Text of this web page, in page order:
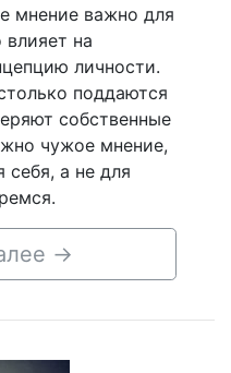
мнение важно для
на
личности.
поддаются
собственные
чужое мнение,
себя, а не для
→